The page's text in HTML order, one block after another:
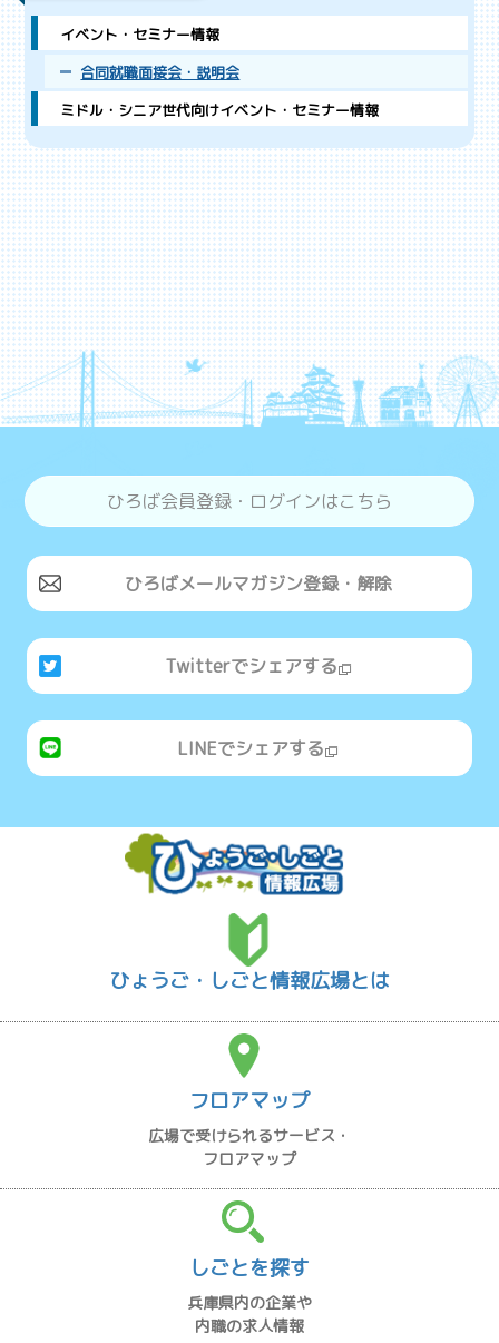
イベント・セミナー情報
合同就職面接会・説明会
ミドル・シニア世代向けイベント・セミナー情報
ひろば会員登録・ログインはこちら
ひろばメールマガジン登録・解除
Twitterでシェアする
LINEでシェアする
ひょうご・しごと情報広場とは
フロアマップ
広場で受けられるサービス・
フロアマップ
しごとを探す
兵庫県内の企業や
内職の求人情報